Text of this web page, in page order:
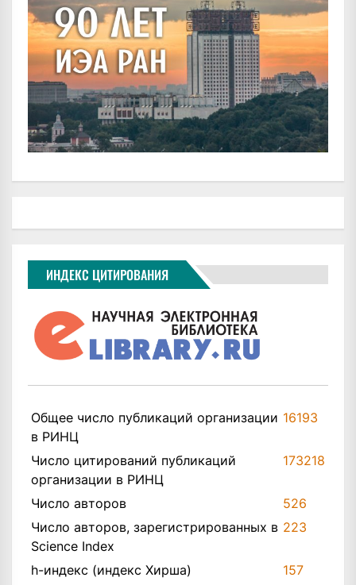
ИНДЕКС ЦИТИРОВАНИЯ
Общее число публикаций организации
в РИНЦ
16193
Число цитирований публикаций
организации в РИНЦ
173218
Число авторов
526
Число авторов, зарегистрированных в
Science Index
223
h-индекс (индекс Хирша)
157